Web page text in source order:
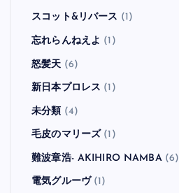
スコット&リバース (1)
忘れらんねえよ (1)
怒髪天 (6)
新日本プロレス (1)
未分類 (4)
毛皮のマリーズ (1)
難波章浩- AKIHIRO NAMBA(6)
電気グルーヴ(1)